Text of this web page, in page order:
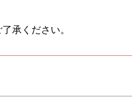
承ください。